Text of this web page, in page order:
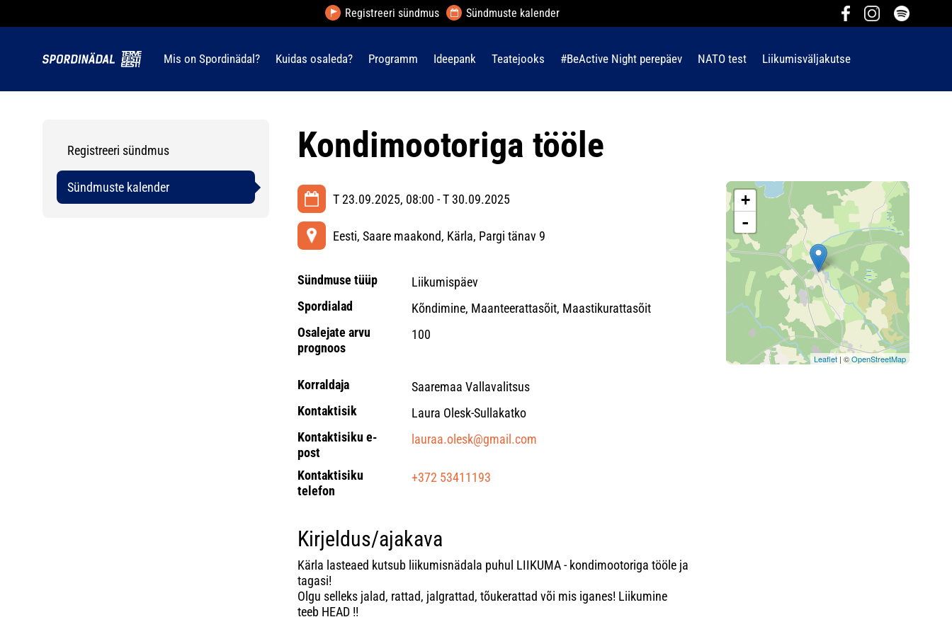
Registreeri sündmus Sündmuste kalender
Mis on Spordinädal? Kuidas osaleda? Programm Ideepank Teatejooks #BeActive Night perepäev NATO test Liikumisväljakutse
Registreeri sündmus
Sündmuste kalender
Kondimootoriga tööle
T 23.09.2025, 08:00 - T 30.09.2025
Eesti, Saare maakond, Kärla, Pargi tänav 9
Sündmuse tüüp
Liikumispäev
Spordialad
Kõndimine, Maanteerattasõit, Maastikurattasõit
Osalejate arvu
prognoos
100
Korraldaja
Saaremaa Vallavalitsus
Kontaktisik
Laura Olesk-Sullakatko
Kontaktisiku e-
post
lauraa.olesk@gmail.com
Kontaktisiku
telefon
+372 53411193
Kirjeldus/ajakava
Kärla lasteaed kutsub liikumisnädala puhul LIIKUMA - kondimootoriga tööle ja
tagasi!
Olgu selleks jalad, rattad, jalgrattad, tõukerattad või mis iganes! Liikumine
teeb HEAD !!
+
-
Leaflet | ©OpenStreetMap